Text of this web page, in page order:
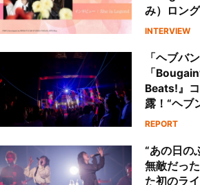
み）ロン
INTERVIEW
「ヘブバ
「
Beats!』
露！“ヘブ
LIVE
REPORT
“あの日の
無敵だっ
た初のラ